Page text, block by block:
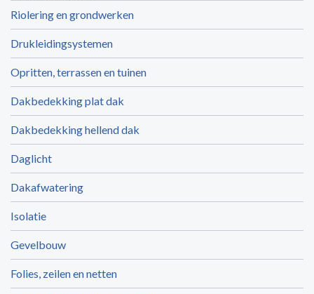
Riolering en grondwerken
Drukleidingsystemen
Opritten, terrassen en tuinen
Dakbedekking plat dak
Dakbedekking hellend dak
Daglicht
Dakafwatering
Isolatie
Gevelbouw
Folies, zeilen en netten